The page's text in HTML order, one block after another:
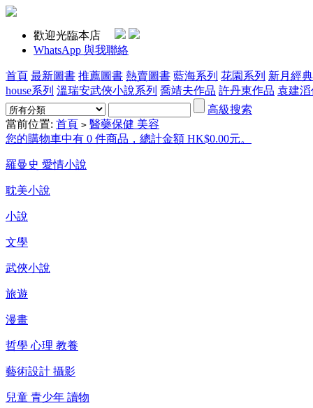
歡迎光臨本店
WhatsApp 與我聯絡
首頁 最新圖書 推薦圖書 熱賣圖書 藍海系列 花園系列 新月經
house系列 溫瑞安武俠小說系列 喬靖夫作品 許丹東作品 袁建
高級搜索
當前位置: 首頁 > 醫藥保健 美容
您的購物車中有 0 件商品，總計金額 HK$0.00元。
羅曼史 愛情小說
耽美小說
小說
文學
武俠小說
旅遊
漫畫
哲學 心理 教養
藝術設計 攝影
兒童 青少年 讀物